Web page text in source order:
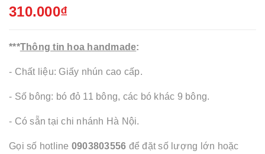
310.000₫
***Thông tin hoa handmade:
- Chất liệu: Giấy nhún cao cấp.
- Số bông: bó đỏ 11 bông, các bó khác 9 bông.
- Có sẵn tại chi nhánh Hà Nội.
Gọi số hotline 0903803556 để đặt số lượng lớn hoặc